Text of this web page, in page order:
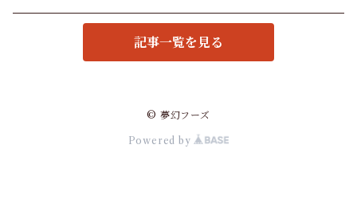
記事一覧を見る
© 夢幻フーズ
Powered by